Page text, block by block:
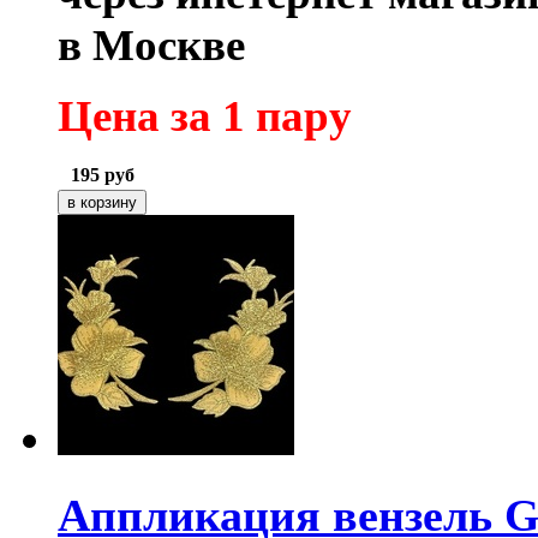
в Москве
Цена за 1 пару
195 руб
Аппликация вензель